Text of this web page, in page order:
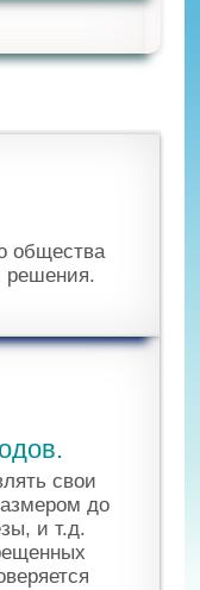
общества
решения.
свои
до
и т.д.